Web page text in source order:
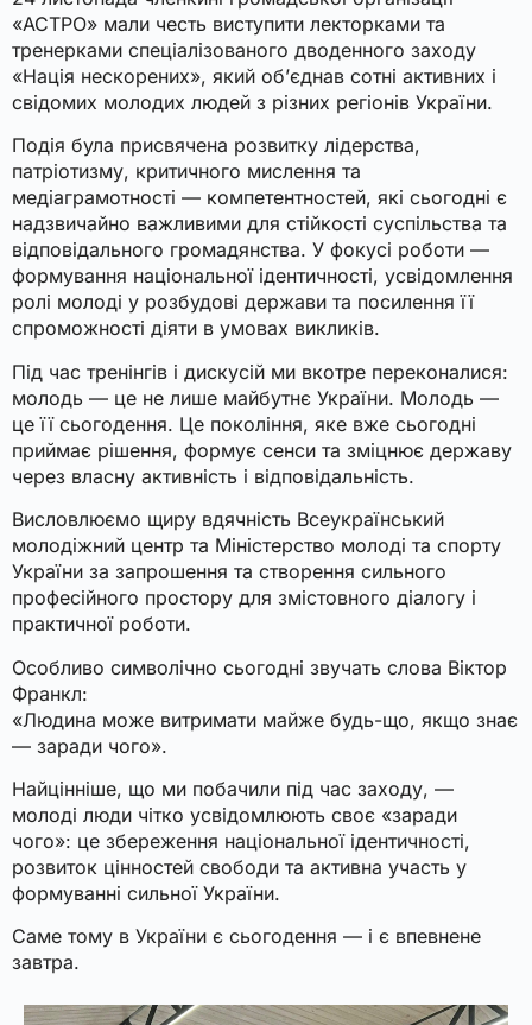
«АСТРО» мали честь виступити лекторками та
тренерками спеціалізованого дводенного заходу
«Нація нескорених», який об’єднав сотні активних і
свідомих молодих людей з різних регіонів України.
Подія була присвячена розвитку лідерства,
патріотизму, критичного мислення та
медіаграмотності — компетентностей, які сьогодні є
надзвичайно важливими для стійкості суспільства та
відповідального громадянства. У фокусі роботи —
формування національної ідентичності, усвідомлення
ролі молоді у розбудові держави та посилення її
спроможності діяти в умовах викликів.
Під час тренінгів і дискусій ми вкотре переконалися:
молодь — це не лише майбутнє України. Молодь —
це її сьогодення. Це покоління, яке вже сьогодні
приймає рішення, формує сенси та зміцнює державу
через власну активність і відповідальність.
Висловлюємо щиру вдячність Всеукраїнський
молодіжний центр та Міністерство молоді та спорту
України за запрошення та створення сильного
професійного простору для змістовного діалогу і
практичної роботи.
Особливо символічно сьогодні звучать слова Віктор
Франкл:
«Людина може витримати майже будь-що, якщо знає
— заради чого».
Найцінніше, що ми побачили під час заходу, —
молоді люди чітко усвідомлюють своє «заради
чого»: це збереження національної ідентичності,
розвиток цінностей свободи та активна участь у
формуванні сильної України.
Саме тому в України є сьогодення — і є впевнене
завтра.